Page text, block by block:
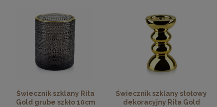
Świecznik szklany Rita
Gold grube szkło 10cm
Świecznik szklany stołowy
dekoracyjny Rita Gold